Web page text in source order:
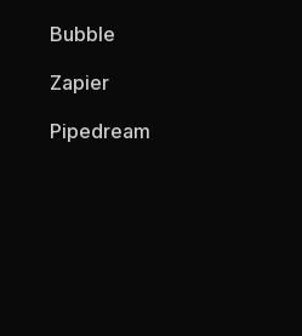
Bubble
Zapier
Pipedream